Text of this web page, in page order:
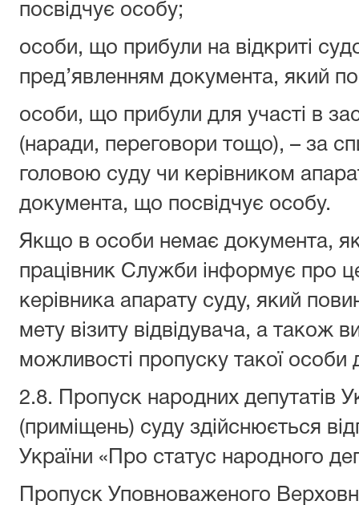
посвідчує особу;
особи, що прибули на відкриті
пред’явленням документа, який
особи, що прибули для участі в
(наради, переговори тощо), – за
головою суду чи керівником
документа, що посвідчує особу.
Якщо в особи немає документа,
працівник Служби інформує про
керівника апарату суду, який
мету візиту відвідувача, а також
можливості пропуску такої особи
2.8. Пропуск народних депутатів
(приміщень) суду здійснюється
України «Про статус народного
Пропуск Уповноваженого